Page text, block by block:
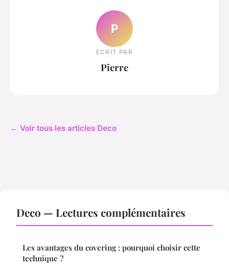
P
ECRIT PAR
Pierre
← Voir tous les articles Deco
Deco — Lectures complémentaires
Les avantages du covering : pourquoi choisir cette
technique ?